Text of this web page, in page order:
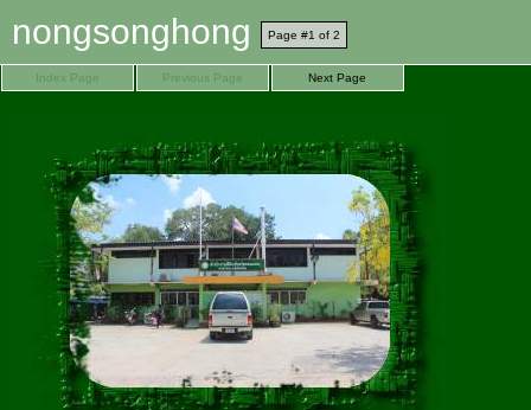
nongsonghong Page #1 of 2
Index Page Previous Page Next Page